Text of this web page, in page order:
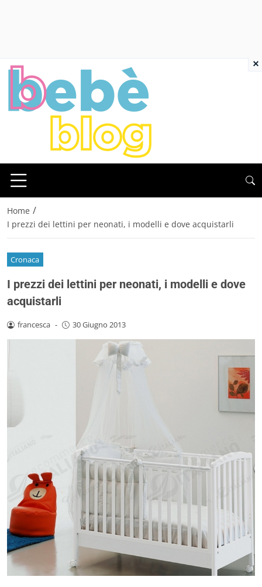
Home /
I prezzi dei lettini per neonati, i modelli e dove acquistarli
Cronaca
I prezzi dei lettini per neonati, i modelli e dove
acquistarli
francesca - 30 Giugno 2013
×